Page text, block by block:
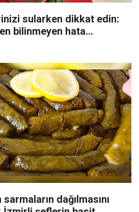
sularken dikkat edin:
bilinmeyen hata...
dağılmasını